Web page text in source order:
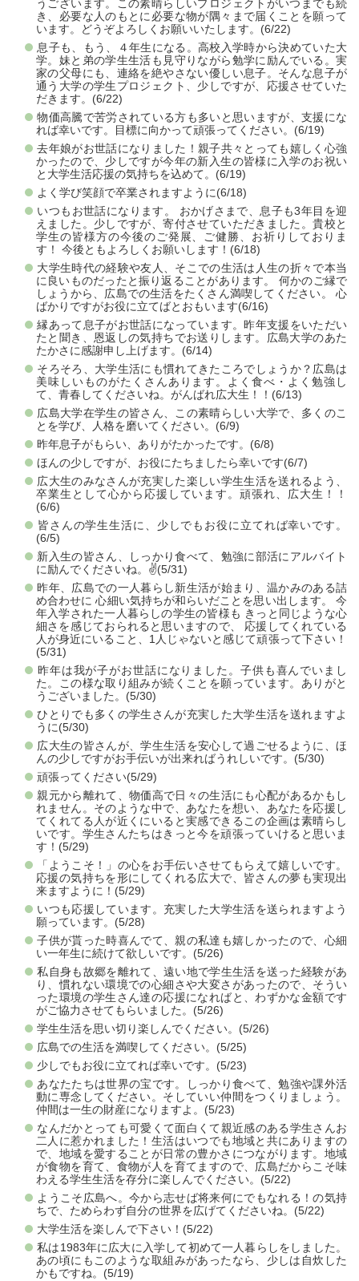
うございます。この素晴らしいプロジェクトがいつまでも続
き、必要な人のもとに必要な物が隅々まで届くことを願って
います。どうぞよろしくお願いいたします。(6/22)
息子も、もう、４年生になる。高校入学時から決めていた大
学。妹と弟の学生生活も見守りながら勉学に励んでいる。実
家の父母にも、連絡を絶やさない優しい息子。そんな息子が
通う大学の学生プロジェクト、少しですが、応援させていた
だきます。(6/22)
物価高騰で苦労されている方も多いと思いますが、支援にな
れば幸いです。目標に向かって頑張ってください。(6/19)
去年娘がお世話になりました！親子共々とっても嬉しく心強
かったので、少しですが今年の新入生の皆様に入学のお祝い
と大学生活応援の気持ちを込めて。(6/19)
よく学び笑顔で卒業されますように(6/18)
いつもお世話になります。 おかげさまで、息子も3年目を迎
えました。少しですが、寄付させていただきました。貴校と
学生の皆様方の今後のご発展、ご健勝、お祈りしておりま
す！ 今後ともよろしくお願いします！(6/18)
大学生時代の経験や友人、そこでの生活は人生の折々で本当
に良いものだったと振り返ることがあります。 何かのご縁で
しょうから、広島での生活をたくさん満喫してください。 心
ばかりですがお役に立てばとおもいます(6/16)
縁あって息子がお世話になっています。昨年支援をいただい
たと聞き、恩返しの気持ちでお送りします。広島大学のあた
たかさに感謝申し上げます。(6/14)
そろそろ、大学生活にも慣れてきたころでしょうか？広島は
美味しいものがたくさんあります。よく食べ・よく勉強し
て、青春してくださいね。がんばれ広大生！！(6/13)
広島大学在学生の皆さん、この素晴らしい大学で、多くのこ
とを学び、人格を磨いてください。(6/9)
昨年息子がもらい、ありがたかったです。(6/8)
ほんの少しですが、お役にたちましたら幸いです(6/7)
広大生のみなさんが充実した楽しい学生生活を送れるよう、
卒業生として心から応援しています。頑張れ、広大生！！
(6/6)
皆さんの学生生活に、少しでもお役に立てれば幸いです。
(6/5)
新入生の皆さん、しっかり食べて、勉強に部活にアルバイト
に励んでくださいね。✌️(5/31)
昨年、広島での一人暮らし新生活が始まり、温かみのある詰
め合わせに 心細い気持ちが和らいだことを思い出します。 今
年入学された一人暮らしの学生の皆様も きっと同じような心
細さを感じておられると思いますので、 応援してくれている
人が身近にいること、1人じゃないと感じて頑張って下さい！
(5/31)
昨年は我が子がお世話になりました。子供も喜んでいまし
た。この様な取り組みが続くことを願っています。ありがと
うございました。(5/30)
ひとりでも多くの学生さんが充実した大学生活を送れますよ
うに(5/30)
広大生の皆さんが、学生生活を安心して過ごせるように、ほ
んの少しですがお手伝いが出来ればうれしいです。(5/30)
頑張ってください(5/29)
親元から離れて、物価高で日々の生活にも心配があるかもし
れません。そのような中で、あなたを想い、あなたを応援し
てくれてる人が近くにいると実感できるこの企画は素晴らし
いです。学生さんたちはきっと今を頑張っていけると思いま
す！(5/29)
「ようこそ！」の心をお手伝いさせてもらえて嬉しいです。
応援の気持ちを形にしてくれる広大で、皆さんの夢も実現出
来ますように！(5/29)
いつも応援しています。充実した大学生活を送られますよう
願っています。(5/28)
子供が貰った時喜んでて、親の私達も嬉しかったので、心細
い一年生に続けて欲しいです。(5/26)
私自身も故郷を離れて、遠い地で学生生活を送った経験があ
り、慣れない環境での心細さや大変さがあったので、そうい
った環境の学生さん達の応援になればと、わずかな金額です
がご協力させてもらいました。(5/26)
学生生活を思い切り楽しんでください。(5/26)
広島での生活を満喫してください。(5/25)
少しでもお役に立てれば幸いです。(5/23)
あなたたちは世界の宝です。しっかり食べて、勉強や課外活
動に専念してください。そしていい仲間をつくりましょう。
仲間は一生の財産になりますよ。(5/23)
なんだかとっても可愛くて面白くて親近感のある学生さんお
二人に惹かれました！生活はいつでも地域と共にありますの
で、地域を愛することが日常の豊かさにつながります。地域
が食物を育て、食物が人を育てますので、広島だからこそ味
わえる学生生活を存分に楽しんでください。(5/22)
ようこそ広島へ。今から志せば将来何にでもなれる！の気持
ちで、ためらわず自分の世界を広げてくださいね。(5/22)
大学生活を楽しんで下さい！(5/22)
私は1983年に広大に入学して初めて一人暮らしをしました。
あの頃にもこのような取組みがあったなら、少しは自炊した
かもですね。(5/19)